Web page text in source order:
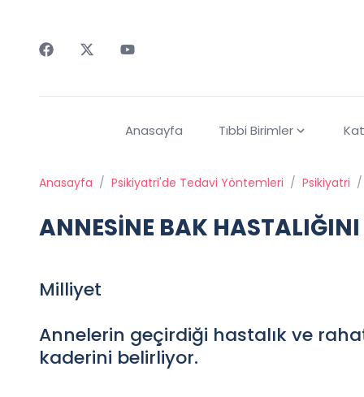
Anasayfa Tıbbi Birimler
Anasayfa / Psikiyatri'de Tedavi Yöntemleri / Psikiyatri /
ANNESİNE BAK
Milliyet
Annelerin geçirdiği hastalık ve
kaderini belirliyor.